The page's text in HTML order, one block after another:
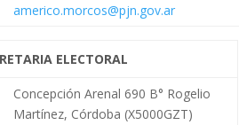
americo.morcos@pjn.gov.ar
ELECTORAL
Concepción Arenal 690 B° Rogelio
Martínez, Córdoba (X5000GZT)